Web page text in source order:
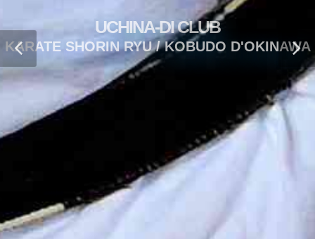
UCHINA-DI CLUB
KARATE SHORIN RYU / KOBUDO D'OKINAWA